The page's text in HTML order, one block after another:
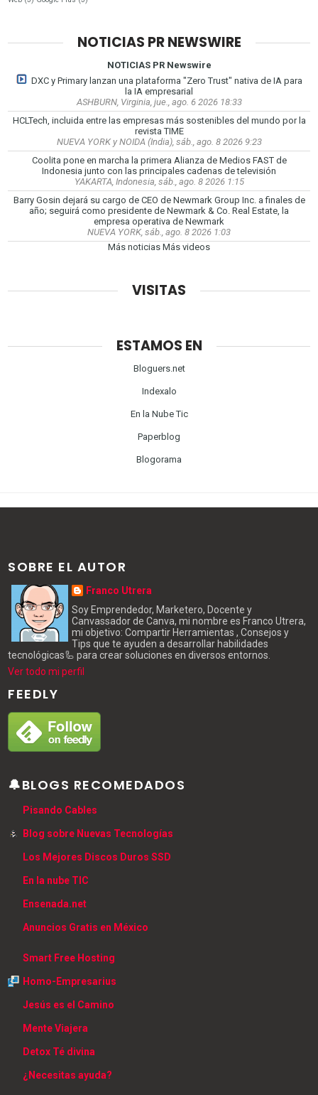
NOTICIAS PR NEWSWIRE
NOTICIAS PR Newswire
DXC y Primary lanzan una plataforma "Zero Trust" nativa de IA para
la IA empresarial
ASHBURN, Virginia, jue., ago. 6 2026 18:33
HCLTech, incluida entre las empresas más sostenibles del mundo por la
revista TIME
NUEVA YORK y NOIDA (India), sáb., ago. 8 2026 9:23
Coolita pone en marcha la primera Alianza de Medios FAST de
Indonesia junto con las principales cadenas de televisión
YAKARTA, Indonesia, sáb., ago. 8 2026 1:15
Barry Gosin dejará su cargo de CEO de Newmark Group Inc. a finales de
año; seguirá como presidente de Newmark & Co. Real Estate, la
empresa operativa de Newmark
NUEVA YORK, sáb., ago. 8 2026 1:03
Más noticias Más videos
VISITAS
ESTAMOS EN
Bloguers.net
Indexalo
En la Nube Tic
Paperblog
Blogorama
SOBRE EL AUTOR
Franco Utrera
Soy Emprendedor, Marketero, Docente y
Canvassador de Canva, mi nombre es Franco Utrera,
mi objetivo: Compartir Herramientas , Consejos y
Tips que te ayuden a desarrollar habilidades
tecnológicas🦾 para crear soluciones en diversos entornos.
Ver todo mi perfil
FEEDLY
🔔BLOGS RECOMEDADOS
Pisando Cables
Blog sobre Nuevas Tecnologías
Los Mejores Discos Duros SSD
En la nube TIC
Ensenada.net
Anuncios Gratis en México
Smart Free Hosting
Homo-Empresarius
Jesús es el Camino
Mente Viajera
Detox Té divina
¿Necesitas ayuda?